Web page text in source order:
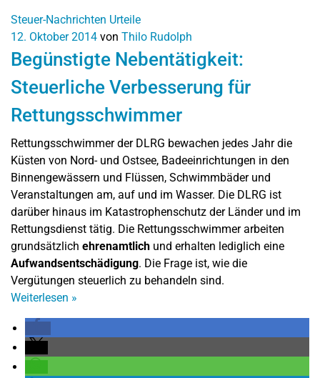
Steuer-Nachrichten Urteile
12. Oktober 2014 von Thilo Rudolph
Begünstigte Nebentätigkeit:
Steuerliche Verbesserung für
Rettungsschwimmer
Rettungsschwimmer der DLRG bewachen jedes Jahr die
Küsten von Nord- und Ostsee, Badeeinrichtungen in den
Binnengewässern und Flüssen, Schwimmbäder und
Veranstaltungen am, auf und im Wasser. Die DLRG ist
darüber hinaus im Katastrophenschutz der Länder und im
Rettungsdienst tätig. Die Rettungsschwimmer arbeiten
grundsätzlich ehrenamtlich und erhalten lediglich eine
Aufwandsentschädigung. Die Frage ist, wie die
Vergütungen steuerlich zu behandeln sind.
Weiterlesen »